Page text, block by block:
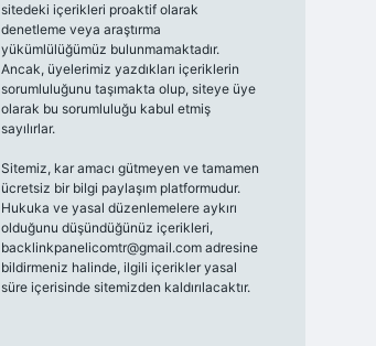
sitedeki içerikleri proaktif olarak
denetleme veya araştırma
yükümlülüğümüz bulunmamaktadır.
Ancak, üyelerimiz yazdıkları içeriklerin
sorumluluğunu taşımakta olup, siteye üye
olarak bu sorumluluğu kabul etmiş
sayılırlar.
Sitemiz, kar amacı gütmeyen ve tamamen
ücretsiz bir bilgi paylaşım platformudur.
Hukuka ve yasal düzenlemelere aykırı
olduğunu düşündüğünüz içerikleri,
backlinkpanelicomtr@gmail.comadresine
bildirmeniz halinde, ilgili içerikler yasal
süre içerisinde sitemizden kaldırılacaktır.